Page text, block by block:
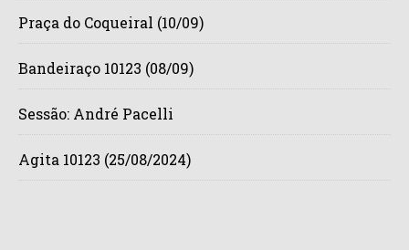
Praça do Coqueiral (10/09)
Bandeiraço 10123 (08/09)
Sessão: André Pacelli
Agita 10123 (25/08/2024)